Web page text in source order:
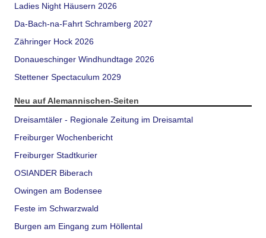
Ladies Night Häusern 2026
Da-Bach-na-Fahrt Schramberg 2027
Zähringer Hock 2026
Donaueschinger Windhundtage 2026
Stettener Spectaculum 2029
Neu auf Alemannischen-Seiten
Dreisamtäler - Regionale Zeitung im Dreisamtal
Freiburger Wochenbericht
Freiburger Stadtkurier
OSIANDER Biberach
Owingen am Bodensee
Feste im Schwarzwald
Burgen am Eingang zum Höllental